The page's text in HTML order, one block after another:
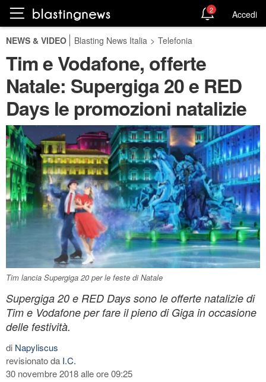
2 Accedi
NEWS & VIDEO Blasting News Italia > Telefonia
Tim e Vodafone, offerte
Natale: Supergiga 20 e RED
Days le promozioni natalizie
Tim lancia Supergiga 20 per le feste di Natale
Supergiga 20 e RED Days sono le offerte natalizie di
Tim e Vodafone per fare il pieno di Giga in occasione
delle festività.
di Napyliscus
revisionato da I.C.
30 novembre 2018 alle ore 09:25